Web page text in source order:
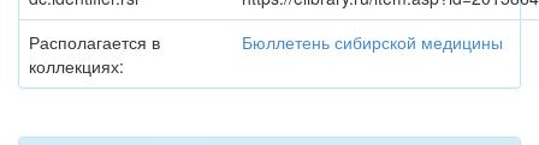
Располагается в
коллекциях:
Бюллетень сибирской медицины